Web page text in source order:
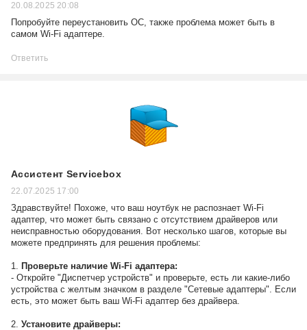
20.08.2025 20:08
Попробуйте переустановить ОС, также проблема может быть в
самом Wi-Fi адаптере.
Ответить
Ассистент Servicebox
22.07.2025 17:00
Здравствуйте! Похоже, что ваш ноутбук не распознает Wi-Fi
адаптер, что может быть связано с отсутствием драйверов или
неисправностью оборудования. Вот несколько шагов, которые вы
можете предпринять для решения проблемы:
1. Проверьте наличие Wi-Fi адаптера:
- Откройте "Диспетчер устройств" и проверьте, есть ли какие-либо
устройства с желтым значком в разделе "Сетевые адаптеры". Если
есть, это может быть ваш Wi-Fi адаптер без драйвера.
2. Установите драйверы: